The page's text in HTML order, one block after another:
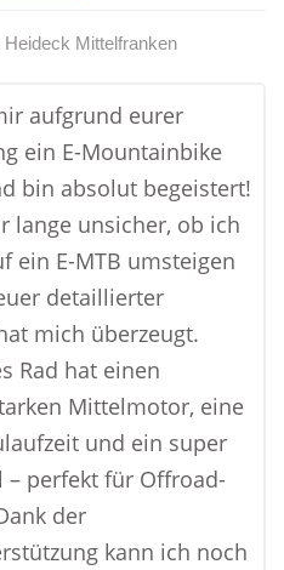
Heideck Mittelfranken
aufgrund eurer
ein E-Mountainbike
bin absolut begeistert!
lange unsicher, ob ich
ein E-MTB umsteigen
detaillierter
mich überzeugt.
Rad hat einen
Mittelmotor, eine
und ein super
– perfekt für Offroad-
der
kann ich noch